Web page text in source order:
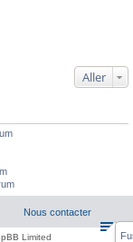
Aller
Nous contacter
Limited